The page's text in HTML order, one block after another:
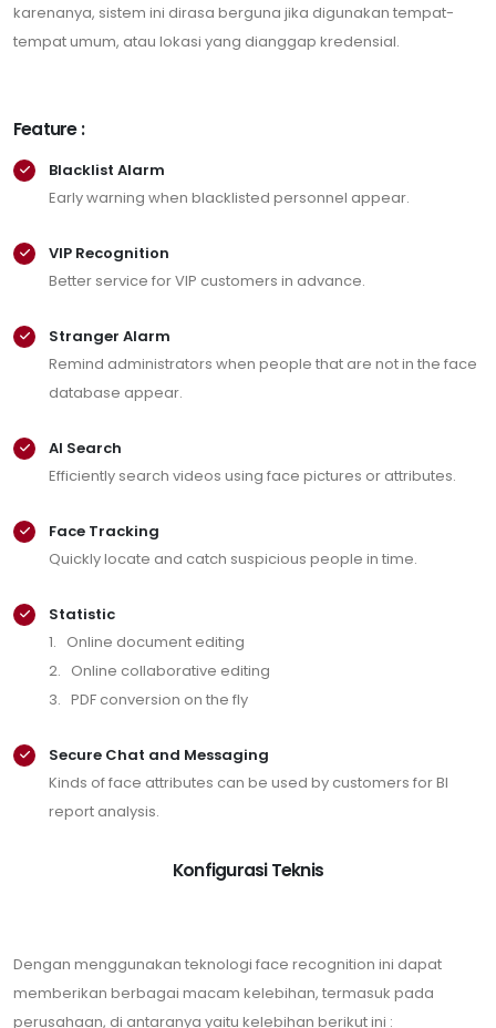
karenanya, sistem ini dirasa berguna jika digunakan tempat-
tempat umum, atau lokasi yang dianggap kredensial.
Feature :
Blacklist Alarm
Early warning when blacklisted personnel appear.
VIP Recognition
Better service for VIP customers in advance.
Stranger Alarm
Remind administrators when people that are not in the face
database appear.
AI Search
Efficiently search videos using face pictures or attributes.
Face Tracking
Quickly locate and catch suspicious people in time.
Statistic
1. Online document editing
2. Online collaborative editing
3. PDF conversion on the fly
Secure Chat and Messaging
Kinds of face attributes can be used by customers for BI
report analysis.
Konfigurasi Teknis
Dengan menggunakan teknologi face recognition ini dapat
memberikan berbagai macam kelebihan, termasuk pada
perusahaan, di antaranya yaitu kelebihan berikut ini :